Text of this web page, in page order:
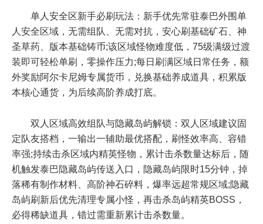
单人安全区新手必刷玩法：新手优先常驻泰巴外围单
人安全区域，无需组队、无需对抗，安心刷基础矿石、神
圣草药、版本基础铸币;该区域怪物难度低，75级满级过渡
装即可轻松单刷，零操作压力;每日刷满区域日常任务，额
外奖励阿尔卡尼姆专属货币，兑换基础养成道具，积累版
本核心通货，为后续高阶养成打底。
双人区域高效组队与隐藏岛屿解锁：双人区域建议固
定队友搭档，一输出一辅助最优搭配，刷怪效率高、容错
率强;持续击杀区域内精英怪物，累计击杀数量达标后，随
机触发泰巴隐藏岛屿传送入口，隐藏岛屿限时15分钟，掉
落稀有制作材料、高阶神石碎料，爆率远超常规区域;隐藏
岛屿刷新后优先清理专属小怪，再击杀岛屿精英BOSS，
必得稀缺道具，错过需重新累计击杀数量。